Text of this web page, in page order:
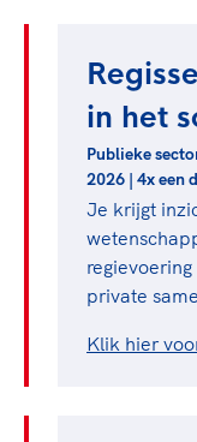
in het
Publieke
2026 | 4x een
Je krijgt
private
Klik hier